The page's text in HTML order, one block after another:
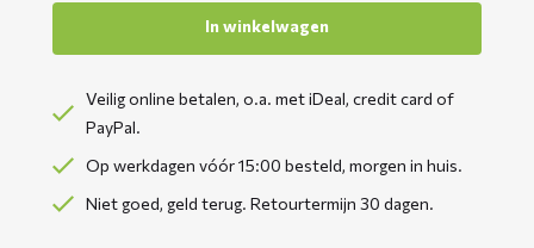
In winkelwagen
Veilig online betalen, o.a. met iDeal, credit card of
PayPal.
Op werkdagen vóór 15:00 besteld, morgen in huis.
Niet goed, geld terug. Retourtermijn 30 dagen.